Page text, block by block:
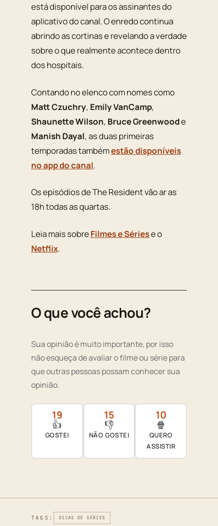
está disponível para os assinantes do
aplicativo do canal. O enredo continua
abrindo as cortinas e revelando a verdade
sobre o que realmente acontece dentro
dos hospitais.
Contando no elenco com nomes como
Matt Czuchry, Emily VanCamp,
Shaunette Wilson, Bruce Greenwoode
Manish Dayal, as duas primeiras
temporadas tambémestão disponíveis
no app do canal.
Os episódios de The Resident vão ar as
18h todas as quartas.
Leia mais sobreFilmes e Sériese o
Netflix.
O que você achou?
Sua opinião é muito importante, por isso
não esqueça de avaliar o filme ou série para
que outras pessoas possam conhecer sua
opinião.
19
👍
GOSTEI
15
👎
NÃO GOSTEI
10
🍿
QUERO
ASSISTIR
TAGS: DICAS DE SÉRIES